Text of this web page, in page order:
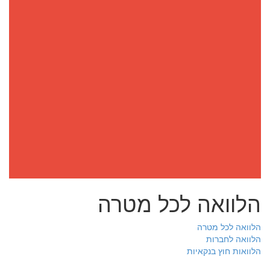
הלוואה לכל מטרה
הלוואה לכל מטרה
הלוואה לחברות
הלוואות חוץ בנקאיות